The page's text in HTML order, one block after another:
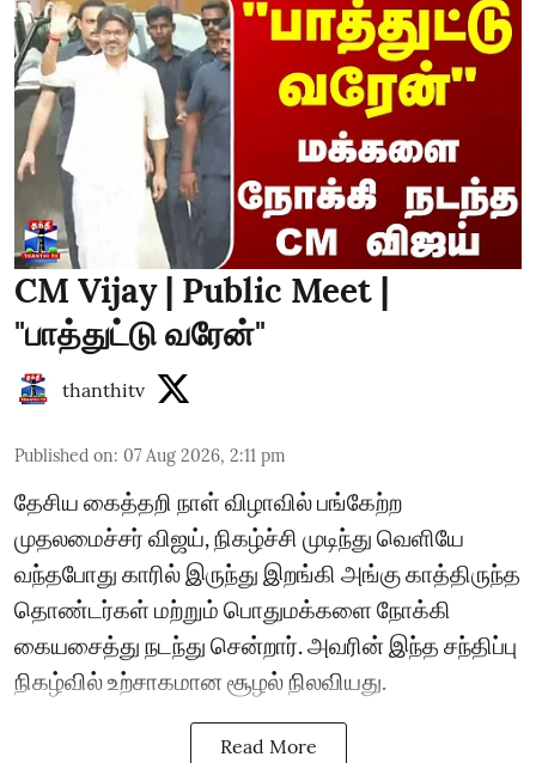
CM Vijay | Public Meet |
"பாத்துட்டு வரேன்"
thanthitv
Published on: 07 Aug 2026, 2:11 pm
தேசிய கைத்தறி நாள் விழாவில் பங்கேற்ற
முதலமைச்சர் விஜய், நிகழ்ச்சி முடிந்து வெளியே
வந்தபோது காரில் இருந்து இறங்கி அங்கு காத்திருந்த
தொண்டர்கள் மற்றும் பொதுமக்களை நோக்கி
கையசைத்து நடந்து சென்றார். அவரின் இந்த சந்திப்பு
நிகழ்வில் உற்சாகமான சூழல் நிலவியது.
Read More